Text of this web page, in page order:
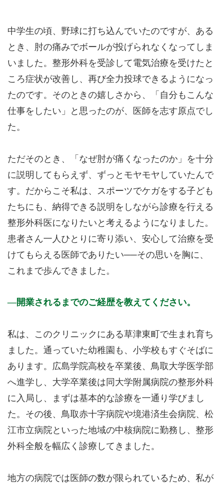
中学生の頃、野球に打ち込んでいたのですが、ある
とき、肘の痛みでボールが投げられなくなってしま
いました。整形外科を受診して電気治療を受けたと
ころ症状が改善し、再び全力投球できるようになっ
たのです。そのときの嬉しさから、「自分もこんな
仕事をしたい」と思ったのが、医師を志す原点でし
た。
ただそのとき、「なぜ肘が痛くなったのか」を十分
に説明してもらえず、ずっとモヤモヤしていたんで
す。だからこそ私は、スポーツでケガをする子ども
たちにも、納得できる説明をしながら診療を行える
整形外科医になりたいと考えるようになりました。
患者さん一人ひとりに寄り添い、安心して治療を受
けてもらえる医師でありたい──その思いを胸に、
これまで歩んできました。
開業されるまでのご経歴を教えてください。
私は、このクリニックにある草津東町で生まれ育ち
ました。通っていた幼稚園も、小学校もすぐそばに
あります。広島学院高校を卒業後、鳥取大学医学部
へ進学し、大学卒業後は同大学附属病院の整形外科
に入局し、まずは基本的な診療を一通り学びまし
た。その後、鳥取赤十字病院や境港済生会病院、松
江市立病院といった地域の中核病院に勤務し、整形
外科全般を幅広く診療してきました。
地方の病院では医師の数が限られているため、私が